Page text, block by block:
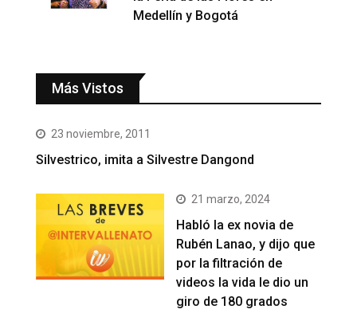
Medellín y Bogotá
Más Vistos
23 noviembre, 2011
Silvestrico, imita a Silvestre Dangond
21 marzo, 2024
Habló la ex novia de
Rubén Lanao, y dijo que
por la filtración de
videos la vida le dio un
giro de 180 grados